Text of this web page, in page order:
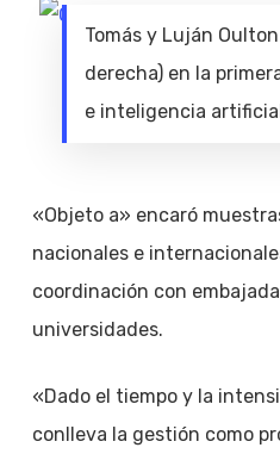
Tomás y Luján
derecha) en la
e inteligencia
«Objeto a» encaró
nacionales e
coordinación con
universidades.
«Dado el tiempo y la
conlleva la gestión como